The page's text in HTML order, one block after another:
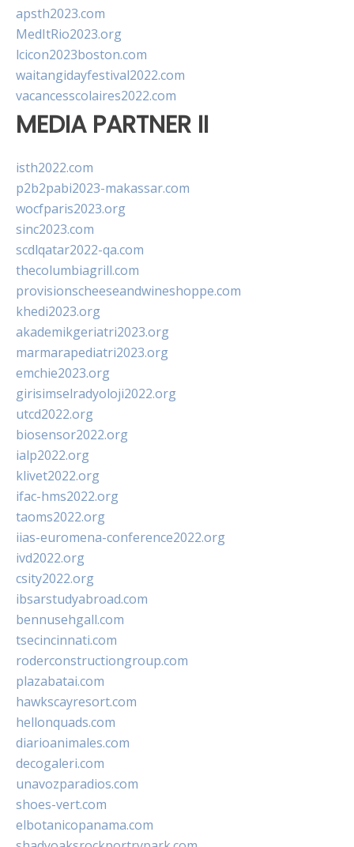
apsth2023.com
MedItRio2023.org
lcicon2023boston.com
waitangidayfestival2022.com
vacancesscolaires2022.com
MEDIA PARTNER II
isth2022.com
p2b2pabi2023-makassar.com
wocfparis2023.org
sinc2023.com
scdlqatar2022-qa.com
thecolumbiagrill.com
provisionscheeseandwineshoppe.com
khedi2023.org
akademikgeriatri2023.org
marmarapediatri2023.org
emchie2023.org
girisimselradyoloji2022.org
utcd2022.org
biosensor2022.org
ialp2022.org
klivet2022.org
ifac-hms2022.org
taoms2022.org
iias-euromena-conference2022.org
ivd2022.org
csity2022.org
ibsarstudyabroad.com
bennusehgall.com
tsecincinnati.com
roderconstructiongroup.com
plazabatai.com
hawkscayresort.com
hellonquads.com
diarioanimales.com
decogaleri.com
unavozparadios.com
shoes-vert.com
elbotanicopanama.com